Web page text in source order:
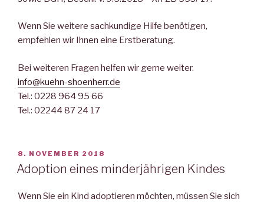
Wenn Sie weitere sachkundige Hilfe benötigen,
empfehlen wir Ihnen eine Erstberatung.
Bei weiteren Fragen helfen wir gerne weiter.
info@kuehn-shoenherr.de
Tel.: 0228 964 95 66
Tel.: 02244 87 24 17
VERÖFFENTLICHT
AM
8. NOVEMBER 2018
Adoption eines minderjährigen Kindes
Wenn Sie ein Kind adoptieren möchten, müssen Sie sich